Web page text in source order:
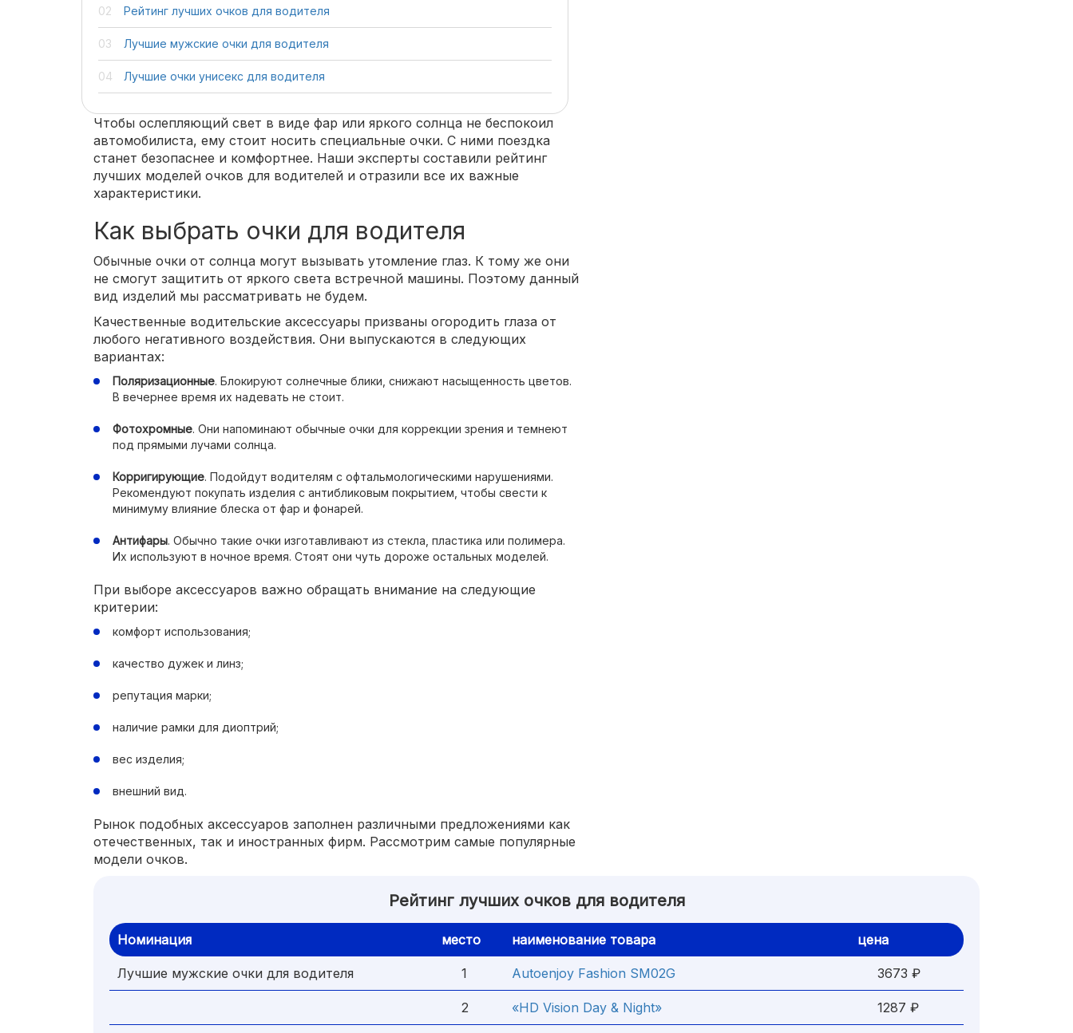
Рейтинг лучших очков для водителя
Лучшие мужские очки для водителя
Лучшие очки унисекс для водителя
Чтобы ослепляющий свет в виде фар или яркого солнца не беспокоил
автомобилиста, ему стоит носить специальные очки. С ними поездка
станет безопаснее и комфортнее. Наши эксперты составили рейтинг
лучших моделей очков для водителей и отразили все их важные
характеристики.
Как выбрать очки для водителя
Обычные очки от солнца могут вызывать утомление глаз. К тому же они
не смогут защитить от яркого света встречной машины. Поэтому данный
вид изделий мы рассматривать не будем.
Качественные водительские аксессуары призваны огородить глаза от
любого негативного воздействия. Они выпускаются в следующих
вариантах:
Поляризационные. Блокируют солнечные блики, снижают насыщенность цветов.
В вечернее время их надевать не стоит.
Фотохромные. Они напоминают обычные очки для коррекции зрения и темнеют
под прямыми лучами солнца.
Корригирующие. Подойдут водителям с офтальмологическими нарушениями.
Рекомендуют покупать изделия с антибликовым покрытием, чтобы свести к
минимуму влияние блеска от фар и фонарей.
Антифары. Обычно такие очки изготавливают из стекла, пластика или полимера.
Их используют в ночное время. Стоят они чуть дороже остальных моделей.
При выборе аксессуаров важно обращать внимание на следующие
критерии:
комфорт использования;
качество дужек и линз;
репутация марки;
наличие рамки для диоптрий;
вес изделия;
внешний вид.
Рынок подобных аксессуаров заполнен различными предложениями как
отечественных, так и иностранных фирм. Рассмотрим самые популярные
модели очков.
Рейтинг лучших очков для водителя
Номинация место наименование товара цена
Лучшие мужские очки для водителя 1 Autoenjoy Fashion SM02G 3673 ₽
2 «HD Vision Day & Night» 1287 ₽